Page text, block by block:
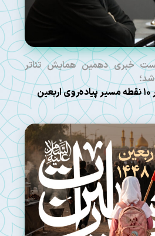
خبری دهمین همایش تئاتر